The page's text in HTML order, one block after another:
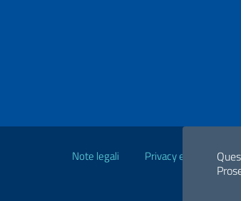
Note legali Privacy e cookie